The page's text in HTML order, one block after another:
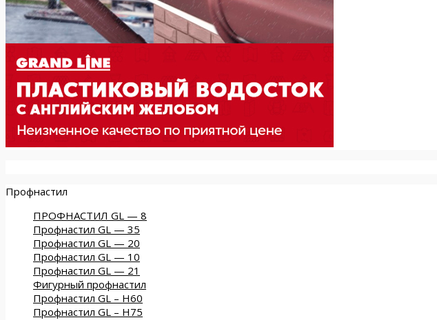
Профнастил
ПРОФНАСТИЛ GL — 8
Профнастил GL — 35
Профнастил GL — 20
Профнастил GL — 10
Профнастил GL — 21
Фигурный профнастил
Профнастил GL – Н60
Профнастил GL – Н75